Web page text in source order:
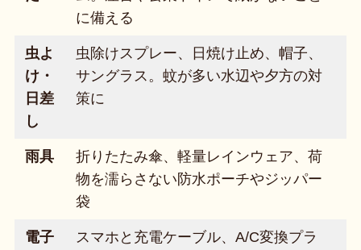
に備える
虫よ
け・
日差
し
虫除けスプレー、日焼け止め、帽子、
サングラス。蚊が多い水辺や夕方の対
策に
雨具
折りたたみ傘、軽量レインウェア、荷
物を濡らさない防水ポーチやジッパー
袋
電子
スマホと充電ケーブル、A/C変換プラ